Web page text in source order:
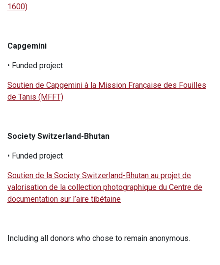
1600)
Capgemini
• Funded project
Soutien de Capgemini à la Mission Française des Fouilles
de Tanis (MFFT)
Society Switzerland-Bhutan
• Funded project
Soutien de la Society Switzerland-Bhutan au projet de
valorisation de la collection photographique du Centre de
documentation sur l’aire tibétaine
Including all donors who chose to remain anonymous.